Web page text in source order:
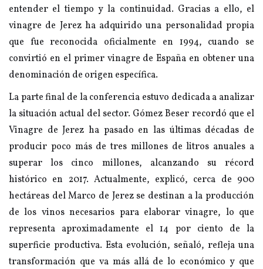
entender el tiempo y la continuidad. Gracias a ello, el
vinagre de Jerez ha adquirido una personalidad propia
que fue reconocida oficialmente en 1994, cuando se
convirtió en el primer vinagre de España en obtener una
denominación de origen específica.
La parte final de la conferencia estuvo dedicada a analizar
la situación actual del sector. Gómez Beser recordó que el
Vinagre de Jerez ha pasado en las últimas décadas de
producir poco más de tres millones de litros anuales a
superar los cinco millones, alcanzando su récord
histórico en 2017. Actualmente, explicó, cerca de 900
hectáreas del Marco de Jerez se destinan a la producción
de los vinos necesarios para elaborar vinagre, lo que
representa aproximadamente el 14 por ciento de la
superficie productiva. Esta evolución, señaló, refleja una
transformación que va más allá de lo económico y que